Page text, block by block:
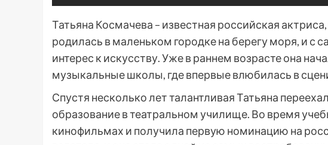
Татьяна Космачева – известная российская
родилась в маленьком городке на берегу моря, и с
интерес к искусству. Уже в раннем возрасте она
музыкальные школы, где впервые влюбилась в
Спустя несколько лет талантливая Татьяна
образование в театральном училище. Во время
кинофильмах и получила первую номинацию на